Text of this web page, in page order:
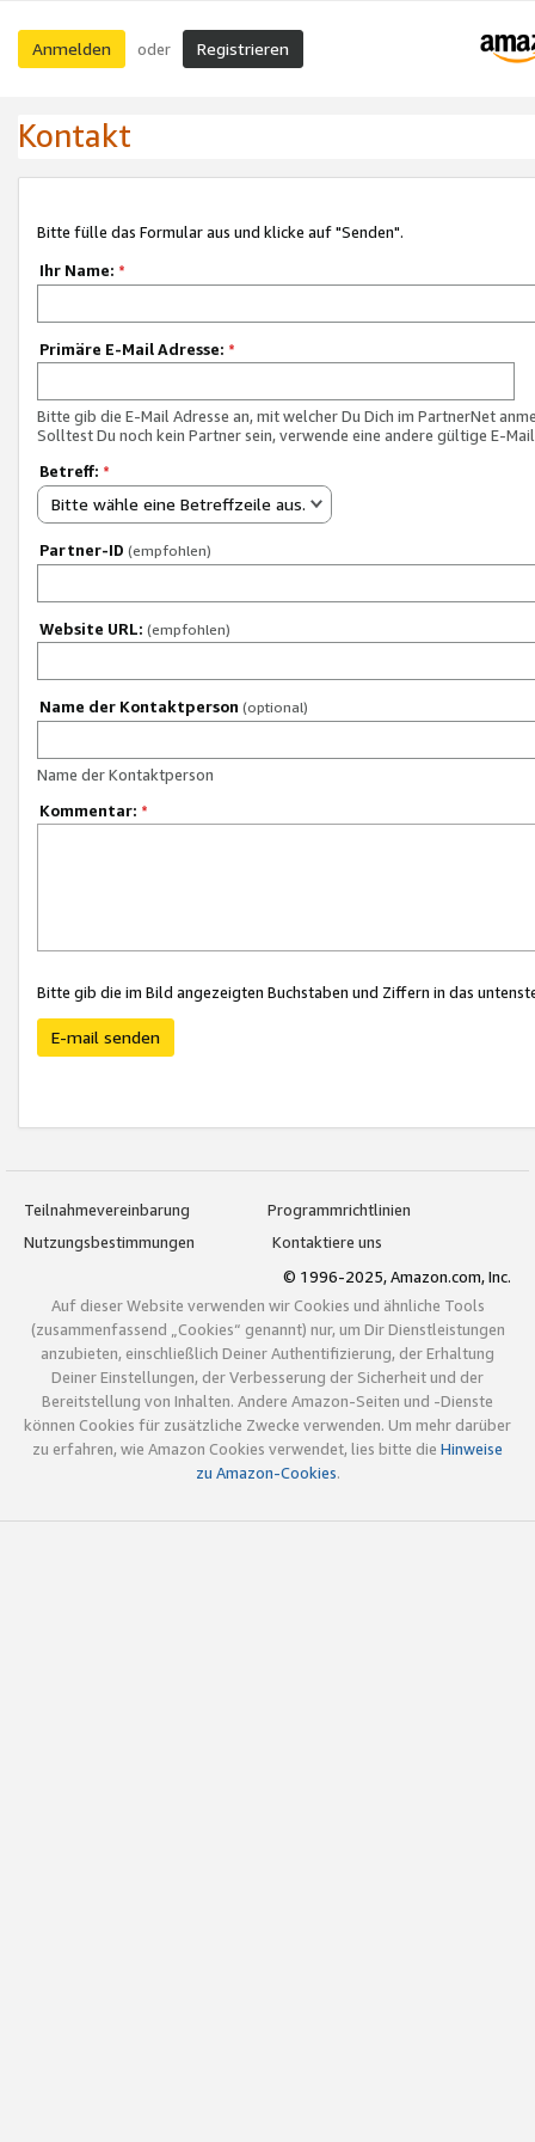
Anmelden oder Registrieren
Kontakt
Bitte fülle das Formular aus und klicke auf "Senden".
Ihr Name: *
Primäre E-Mail Adresse: *
Bitte gib die E-Mail Adresse an, mit welcher Du Dich im PartnerNet
Solltest Du noch kein Partner sein, verwende eine andere gültige E-
Betreff: *
Bitte wähle eine Betreffzeile aus.
Partner-ID (empfohlen)
Website URL: (empfohlen)
Name der Kontaktperson (optional)
Name der Kontaktperson
Kommentar: *
Bitte gib die im Bild angezeigten Buchstaben und Ziffern in das
E-mail senden
Teilnahmevereinbarung
Programmrichtlinien
Nutzungsbestimmungen
Kontaktiere uns
© 1996-2025, Amazon.com, Inc.
Auf dieser Website verwenden wir Cookies und ähnliche Tools
(zusammenfassend „Cookies“ genannt) nur, um Dir Dienstleistungen
anzubieten, einschließlich Deiner Authentifizierung, der Erhaltung
Deiner Einstellungen, der Verbesserung der Sicherheit und der
Bereitstellung von Inhalten. Andere Amazon-Seiten und -Dienste
können Cookies für zusätzliche Zwecke verwenden. Um mehr darüber
zu erfahren, wie Amazon Cookies verwendet, lies bitte die Hinweise
zu Amazon-Cookies.